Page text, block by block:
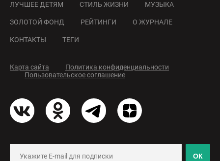
ЛУЧШЕЕ ДЕТЯМ СТИЛЬ ЖИЗНИ МУЗЫКА
ЗОЛОТОЙ ФОНД РЕЙТИНГИ О ЖУРНАЛЕ
КОНТАКТЫ ТЕГИ
Карта сайта
Политика конфиденциальности
Пользовательское соглашение
ОК